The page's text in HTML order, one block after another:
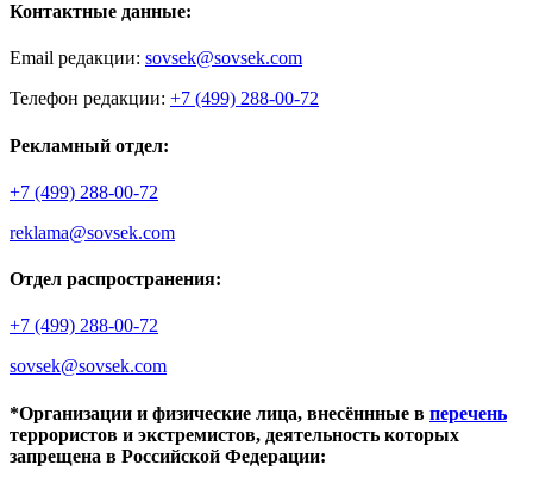
Контактные данные:
Email редакции: sovsek@sovsek.com
Телефон редакции: +7 (499) 288-00-72
Рекламный отдел:
+7 (499) 288-00-72
reklama@sovsek.com
Отдел распространения:
+7 (499) 288-00-72
sovsek@sovsek.com
*Организации и физические лица, внесённные в перечень
террористов и экстремистов, деятельность которых
запрещена в Российской Федерации: